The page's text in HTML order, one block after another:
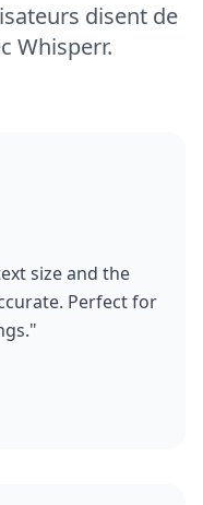
disent de
Whisperr.
size and the
Perfect for
"